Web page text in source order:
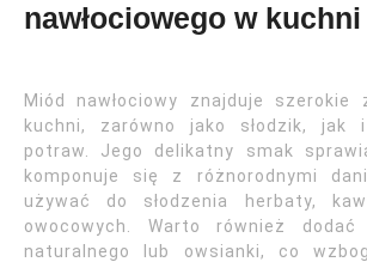
nawłociowego w kuchni
Miód nawłociowy znajduje szerokie
kuchni, zarówno jako słodzik, jak
potraw. Jego delikatny smak
komponuje się z różnorodnymi
używać do słodzenia herbaty,
owocowych. Warto również
naturalnego lub owsianki, co